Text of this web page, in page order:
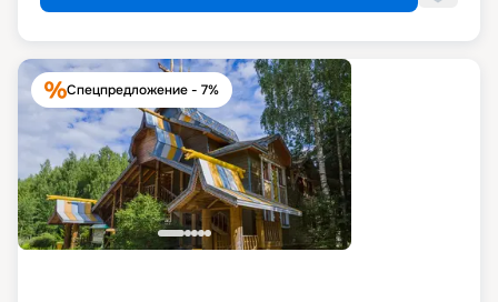
Спецпредложение - 7%